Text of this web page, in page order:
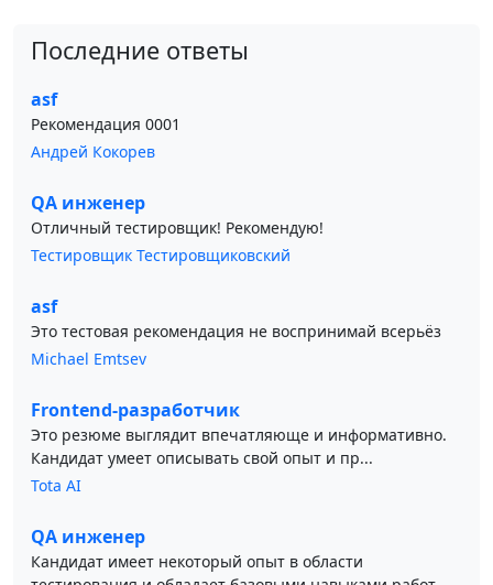
Последние ответы
asf
Рекомендация 0001
Андрей Кокорев
QA инженер
Отличный тестировщик! Рекомендую!
Тестировщик Тестировщиковский
asf
Это тестовая рекомендация не воспринимай всерьёз
Michael Emtsev
Frontend-разработчик
Это резюме выглядит впечатляюще и информативно.
Кандидат умеет описывать свой опыт и пр...
Tota AI
QA инженер
Кандидат имеет некоторый опыт в области